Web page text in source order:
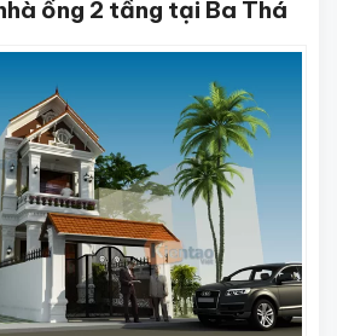
ống 2 tầng tại Ba Thá